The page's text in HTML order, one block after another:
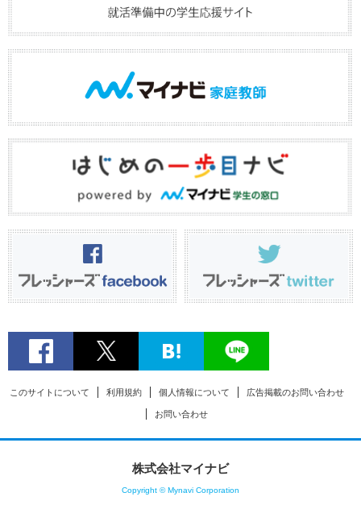
このサイトについて 利用規約 個人情報について 広告掲載のお問い合わせ
お問い合わせ
株式会社マイナビ
Copyright © Mynavi Corporation